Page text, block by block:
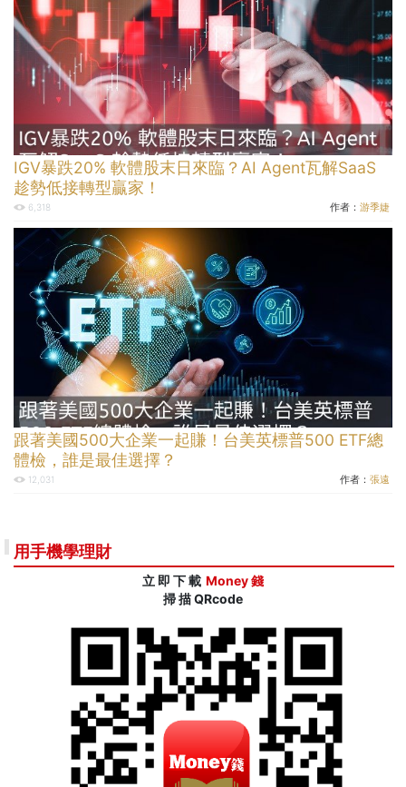
IGV暴跌20% 軟體股末日來臨？AI Agent瓦解SaaS
趁勢低接轉型贏家！
6,318 作者： 游季婕
跟著美國500大企業一起賺！台美英標普500 ETF總
體檢，誰是最佳選擇？
12,031 作者： 張遠
用手機學理財
立 即 下 載 Money 錢
掃 描 QRcode